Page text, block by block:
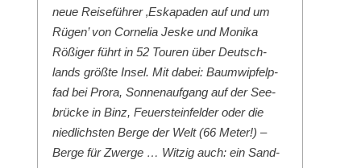
neue Reise­führer ‚Eska­paden auf und um
Rügen’ von Cor­nelia Jeske und Moni­ka
Rößiger führt in 52 Touren über Deutsch­
lands größte Insel. Mit dabei: Baumwipfelp­
fad bei Pro­ra, Son­nenauf­gang auf der See­
brücke in Binz, Feuer­ste­in­felder oder die
niedlich­sten Berge der Welt (66 Meter!) –
Berge für Zwerge … Witzig auch: ein Sand­